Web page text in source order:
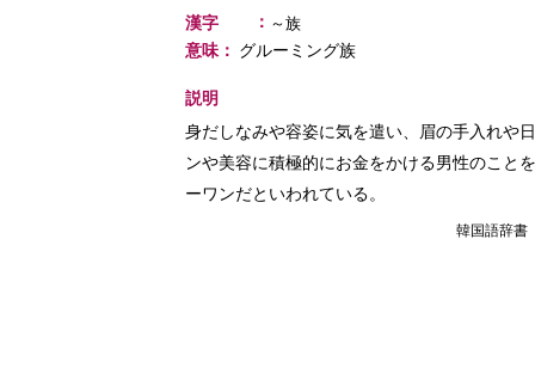
漢字 ： ～族
意味： グルーミング族
説明
身だしなみや容姿に気を遣い、眉の手入れや
ンや美容に積極的にお金をかける男性のこと
ーワンだといわれている。
韓国語辞書